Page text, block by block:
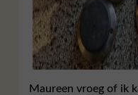
Maureen vroeg of ik